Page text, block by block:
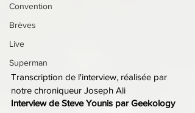
Convention
Brèves
Live
Superman
Transcription de l'interview, réalisée par
notre chroniqueur Joseph Ali
Interview de Steve Younis par Geekology